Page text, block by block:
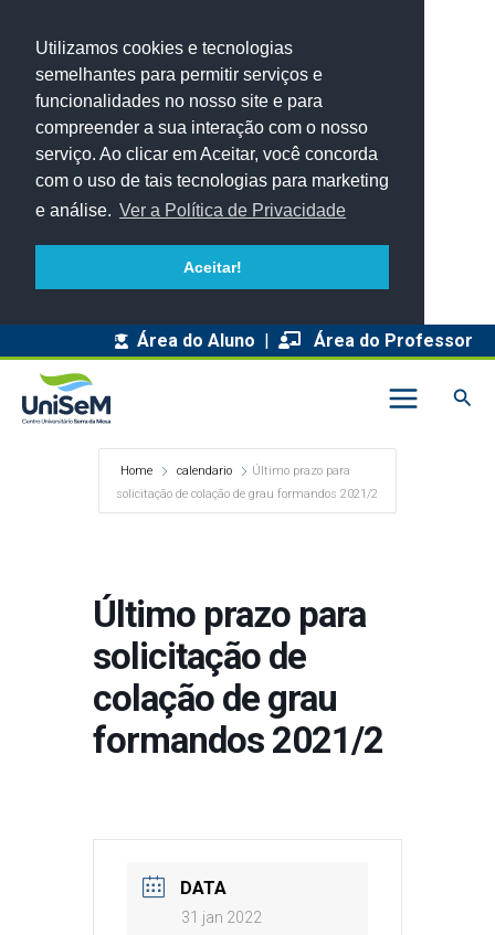
Utilizamos cookies e tecnologias
semelhantes para permitir serviços e
funcionalidades no nosso site e para
compreender a sua interação com o nosso
serviço. Ao clicar em Aceitar, você concorda
com o uso de tais tecnologias para marketing
e análise. Ver a Política de Privacidade
Aceitar!
Área do Aluno | Área do Professor
Home calendario
Último prazo para
solicitação de colação de grau formandos 2021/2
Último prazo para
solicitação de
colação de grau
formandos 2021/2
DATA
31 jan 2022